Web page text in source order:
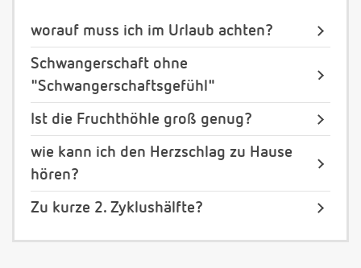
worauf muss ich im Urlaub achten?
Schwangerschaft ohne
"Schwangerschaftsgefühl"
Ist die Fruchthöhle groß genug?
wie kann ich den Herzschlag zu Hause
hören?
Zu kurze 2. Zyklushälfte?